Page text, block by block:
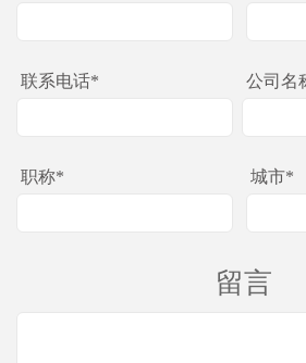
联系电话* 公司名
职称* 城市*
留言